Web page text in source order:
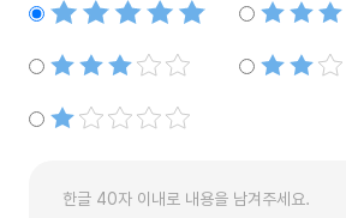
별점5개 별점4개
별점3개 별점2개
별점1개